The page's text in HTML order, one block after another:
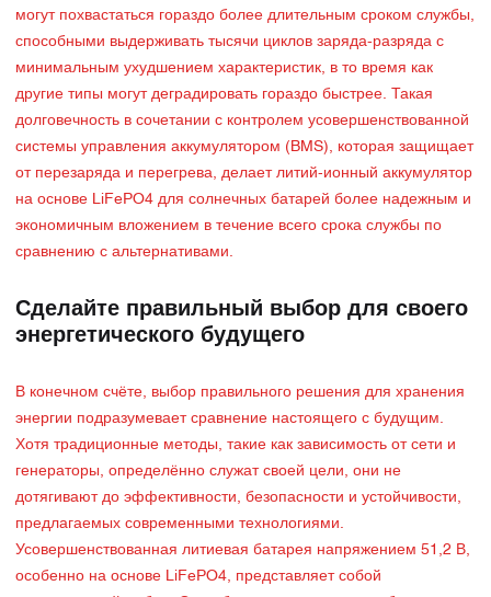
могут похвастаться гораздо более длительным сроком службы,
способными выдерживать тысячи циклов заряда-разряда с
минимальным ухудшением характеристик, в то время как
другие типы могут деградировать гораздо быстрее. Такая
долговечность в сочетании с контролем усовершенствованной
системы управления аккумулятором (BMS), которая защищает
от перезаряда и перегрева, делает литий-ионный аккумулятор
на основе LiFePO4 для солнечных батарей более надежным и
экономичным вложением в течение всего срока службы по
сравнению с альтернативами.
Сделайте правильный выбор для своего
энергетического будущего
В конечном счёте, выбор правильного решения для хранения
энергии подразумевает сравнение настоящего с будущим.
Хотя традиционные методы, такие как зависимость от сети и
генераторы, определённо служат своей цели, они не
дотягивают до эффективности, безопасности и устойчивости,
предлагаемых современными технологиями.
Усовершенствованная литиевая батарея напряжением 51,2 В,
особенно на основе LiFePO4, представляет собой